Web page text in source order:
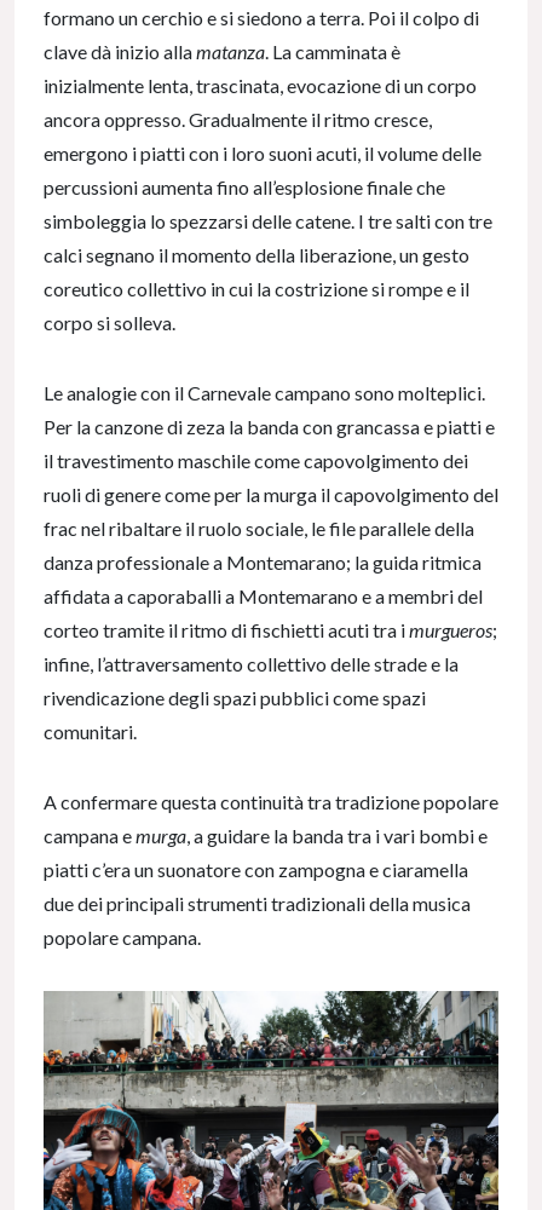
formano un cerchio e si siedono a terra. Poi il colpo di
clave dà inizio allamatanza. La camminata è
inizialmente lenta, trascinata, evocazione di un corpo
ancora oppresso. Gradualmente il ritmo cresce,
emergono i piatti con i loro suoni acuti, il volume delle
percussioni aumenta fino all’esplosione finale che
simboleggia lo spezzarsi delle catene. I tre salti con tre
calci segnano il momento della liberazione, un gesto
coreutico collettivo in cui la costrizione si rompe e il
corpo si solleva.
Le analogie con il Carnevale campano sono molteplici.
Per la canzone di zeza la banda con grancassa e piatti e
il travestimento maschile come capovolgimento dei
ruoli di genere come per la murga il capovolgimento del
frac nel ribaltare il ruolo sociale, le file parallele della
danza professionale a Montemarano; la guida ritmica
affidata a caporaballi a Montemarano e a membri del
corteo tramite il ritmo di fischietti acuti tra imurgueros;
infine, l’attraversamento collettivo delle strade e la
rivendicazione degli spazi pubblici come spazi
comunitari.
A confermare questa continuità tra tradizione popolare
campana emurga, a guidare la banda tra i vari bombi e
piatti c’era un suonatore con zampogna e ciaramella
due dei principali strumenti tradizionali della musica
popolare campana.